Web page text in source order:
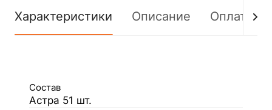
Характеристики Описание Оплата
Состав
Астра 51 шт.